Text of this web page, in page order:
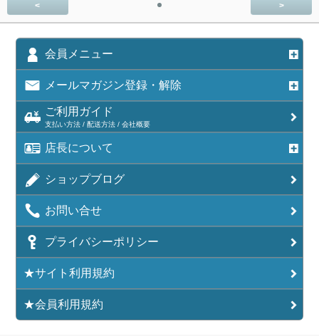
< >
会員メニュー
メールマガジン登録・解除
ご利用ガイド
支払い方法 / 配送方法 / 会社概要
店長について
ショップブログ
お問い合せ
プライバシーポリシー
★サイト利用規約
★会員利用規約